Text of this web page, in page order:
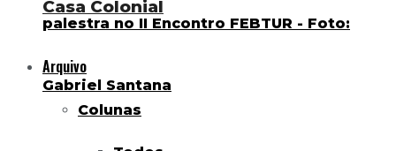
Casa Colonial
Arquivo
Colunas